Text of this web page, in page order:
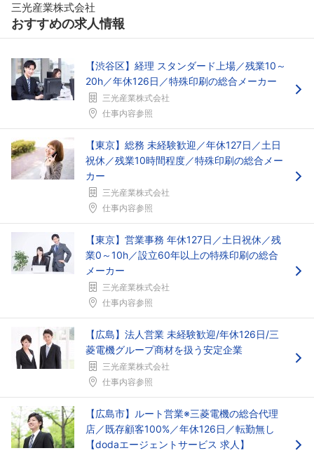
三光産業株式会社
おすすめの求人情報
【渋谷区】経理 スタンダード上場／残業10～
20h／年休126日／特殊印刷の総合メーカー
三光産業株式会社
仕事内容参照
【東京】総務 未経験歓迎／年休127日／土日
祝休／残業10時間程度／特殊印刷の総合メー
カー
三光産業株式会社
仕事内容参照
【東京】営業事務 年休127日／土日祝休／残
業0～10h／設立60年以上の特殊印刷の総合
メーカー
三光産業株式会社
仕事内容参照
【広島】法人営業 未経験歓迎/年休126日/三
菱電機グループ商材を扱う安定企業
三光産業株式会社
仕事内容参照
【広島市】ルート営業※三菱電機の総合代理
店／既存顧客100%／年休126日／転勤無し
【dodaエージェントサービス 求人】